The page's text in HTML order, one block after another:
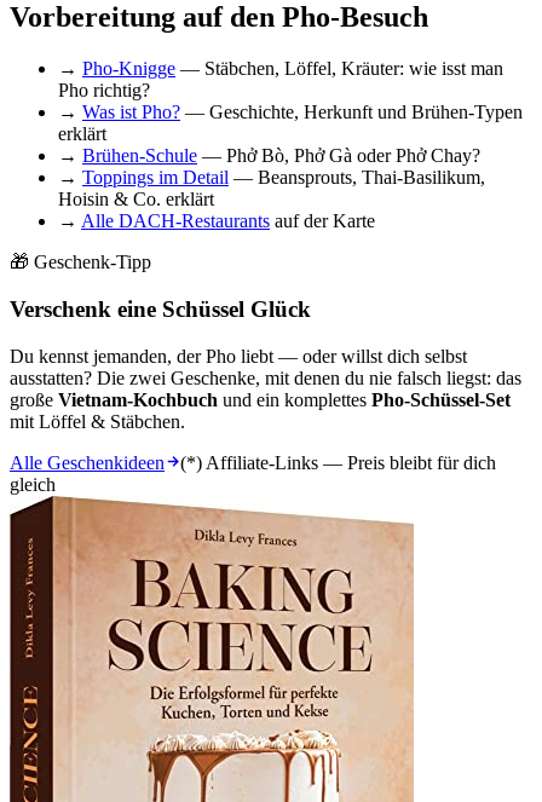
Vorbereitung auf den Pho-Besuch
→ Pho-Knigge — Stäbchen, Löffel, Kräuter: wie isst man
Pho richtig?
→ Was ist Pho? — Geschichte, Herkunft und Brühen-Typen
erklärt
→ Brühen-Schule — Phở Bò, Phở Gà oder Phở Chay?
→ Toppings im Detail — Beansprouts, Thai-Basilikum,
Hoisin & Co. erklärt
→ Alle DACH-Restaurants auf der Karte
🎁 Geschenk-Tipp
Verschenk eine Schüssel Glück
Du kennst jemanden, der Pho liebt — oder willst dich selbst
ausstatten? Die zwei Geschenke, mit denen du nie falsch liegst: das
große Vietnam-Kochbuch und ein komplettes Pho-Schüssel-Set
mit Löffel & Stäbchen.
Alle Geschenkideen
(*) Affiliate-Links — Preis bleibt für dich
gleich